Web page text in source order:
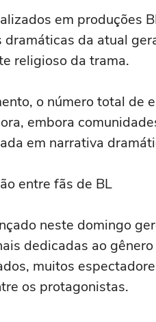
em produções
dramáticas da atual
religioso da trama.
o número total de
embora
em narrativa
entre fãs de BL
neste domingo
dedicadas ao gênero
muitos
os protagonistas.